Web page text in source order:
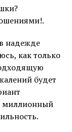
надежде
как только
будет
миллионный